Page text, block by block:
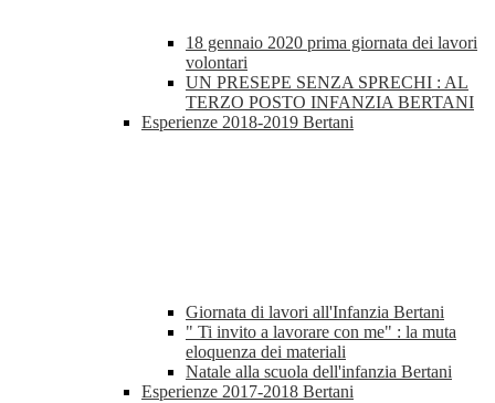
18 gennaio 2020 prima giornata dei lavori
volontari
UN PRESEPE SENZA SPRECHI : AL
TERZO POSTO INFANZIA BERTANI
Esperienze 2018-2019 Bertani
Giornata di lavori all'Infanzia Bertani
" Ti invito a lavorare con me" : la muta
eloquenza dei materiali
Natale alla scuola dell'infanzia Bertani
Esperienze 2017-2018 Bertani